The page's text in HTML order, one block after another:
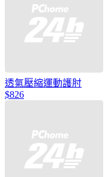
透氣壓縮運動護肘
$826